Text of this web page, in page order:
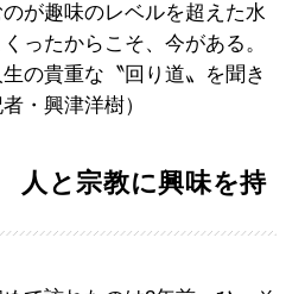
が趣味のレベルを超えた水
ったからこそ、今がある。
の貴重な〝回り道〟を聞き
・興津洋樹）
人と宗教に興味を持